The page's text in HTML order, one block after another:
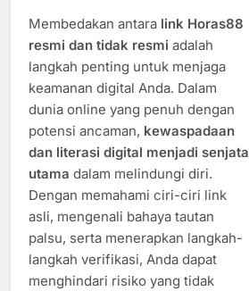
Membedakan antara link Horas88
resmi dan tidak resmi adalah
langkah penting untuk menjaga
keamanan digital Anda. Dalam
dunia online yang penuh dengan
potensi ancaman, kewaspadaan
dan literasi digital menjadi senjata
utama dalam melindungi diri.
Dengan memahami ciri-ciri link
asli, mengenali bahaya tautan
palsu, serta menerapkan langkah-
langkah verifikasi, Anda dapat
menghindari risiko yang tidak